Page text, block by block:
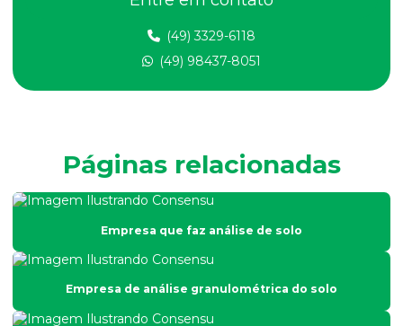
Análise de dbo em efluentes
Análise de dqo em efluente
Análise de efluentes líquidos
Análise de esgoto
Análise de fertilidade do solo
Análise física do solo
(49) 3329-6118
(49) 98437-8051
Páginas relacionadas
Empresa que faz análise de solo
Empresa de análise granulométrica do solo